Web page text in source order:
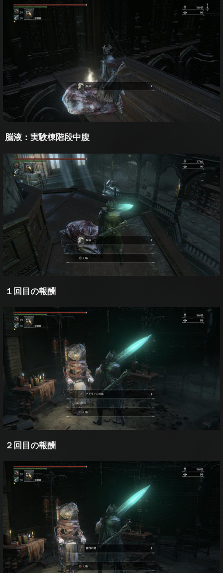
脳液：実験棟階段中腹
１回目の報酬
２回目の報酬